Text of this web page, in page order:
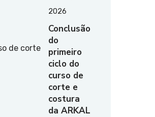
2026
Conclusão
do
primeiro
ciclo do
curso de
corte e
costura
da ARKAL